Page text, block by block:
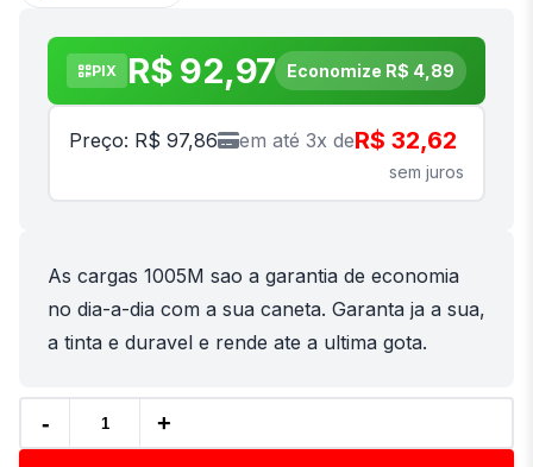
PIX R$ 92,97 Economize R$ 4,89
Preço: R$ 97,86 em até 3x deR$ 32,62
sem juros
As cargas 1005M sao a garantia de economia
no dia-a-dia com a sua caneta. Garanta ja a sua,
a tinta e duravel e rende ate a ultima gota.
- +